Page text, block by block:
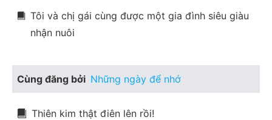
Tôi và chị gái cùng được một gia đình siêu giàu
nhận nuôi
Cùng đăng bởi Những ngày để nhớ
Thiên kim thật điên lên rồi!